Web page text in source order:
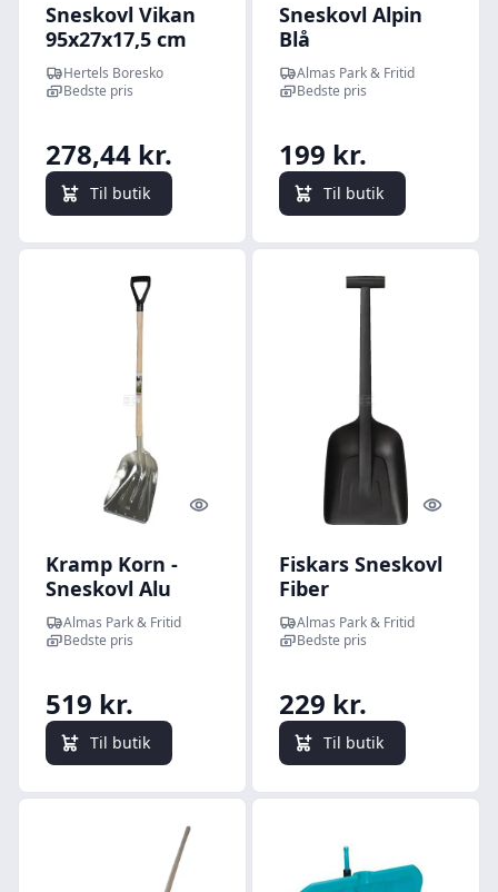
Sneskovl Vikan
95x27x17,5 cm
Hertels Boresko
Bedste pris
278,44 kr.
Til butik
Sneskovl Alpin
Blå
Almas Park & Fritid
Bedste pris
199 kr.
Til butik
Quick look
Kramp Korn -
Sneskovl Alu
m/slidkant 141
cm
Almas Park & Fritid
Bedste pris
519 kr.
Til butik
Quick
Fiskars Sneskovl
Fiber
Almas Park & Fritid
Bedste pris
229 kr.
Til butik